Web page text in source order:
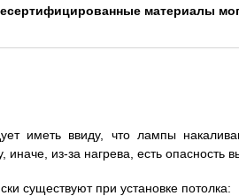
материалы
иметь ввиду, что лампы
иначе, из-за нагрева, есть опасность
существуют при установке потолка: